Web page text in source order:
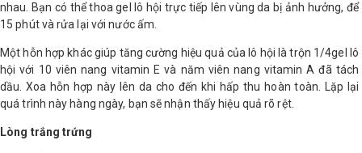
Shop All Brand A-
Z
nhau. Bạn có thể thoa gel lô hội trực tiếp lên vùng da bị ảnh hưởng, để
15 phút và rửa lại với nước ấm.
Một hỗn hợp khác giúp tăng cường hiệu quả của lô hội là trộn 1/4gel lô
hội với 10 viên nang vitamin E và năm viên nang vitamin A đã tách
dầu. Xoa hỗn hợp này lên da cho đến khi hấp thu hoàn toàn. Lặp lại
quá trình này hàng ngày, bạn sẽ nhận thấy hiệu quả rõ rệt.
Lòng trắng trứng